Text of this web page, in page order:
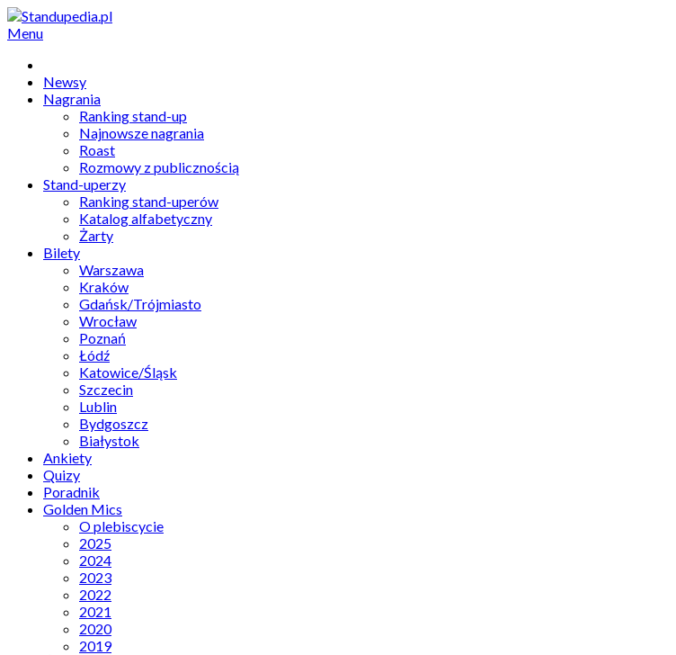
Menu
Newsy
Nagrania
Ranking stand-up
Najnowsze nagrania
Roast
Rozmowy z publicznością
Stand-uperzy
Ranking stand-uperów
Katalog alfabetyczny
Żarty
Bilety
Warszawa
Kraków
Gdańsk/Trójmiasto
Wrocław
Poznań
Łódź
Katowice/Śląsk
Szczecin
Lublin
Bydgoszcz
Białystok
Ankiety
Quizy
Poradnik
Golden Mics
O plebiscycie
2025
2024
2023
2022
2021
2020
2019